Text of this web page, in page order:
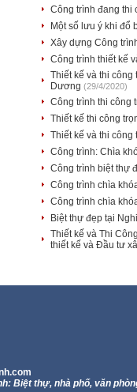
Công trình đang thi
Một số lưu ý khi đổ
Xây dựng Công
Công trình thiết kế
Thiết kế và thi
Dương (29/4/2020)
Công trình thi công
Thiết kế thi công
Thiết kế và thi
Công trình: Chìa
Công trình biệt thự
Công trình chìa
Công trình chìa
Biệt thự đẹp tại
Thiết kế và Thi
thiết kế và Đầu tư
Biệt thự, nhà phố, văn